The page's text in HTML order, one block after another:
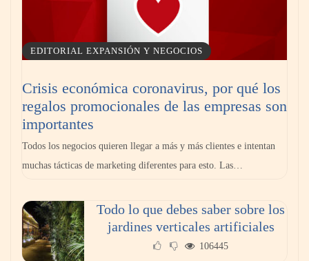
anochecer con cocina abierta
El nuevo mapa de zonas tensionadas abre
nuevos frentes legales para propietarios e
inquilinos en Cataluña
EDITORIAL EXPANSIÓN Y NEGOCIOS
Crisis económica coronavirus, por qué los
regalos promocionales de las empresas son
importantes
Todos los negocios quieren llegar a más y más clientes e intentan
muchas tácticas de marketing diferentes para esto. Las…
Todo lo que debes saber sobre los
jardines verticales artificiales
106445